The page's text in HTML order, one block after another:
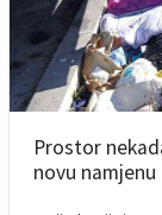
Prostor
novu namjenu